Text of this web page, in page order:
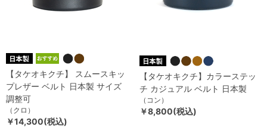
【タケオキクチ】 スムースキッ
プレザー ベルト 日本製 サイズ
調整可
（クロ）
￥14,300(税込)
【タケオキクチ】カラーステッ
チ カジュアル ベルト 日本製
（コン）
￥8,800(税込)